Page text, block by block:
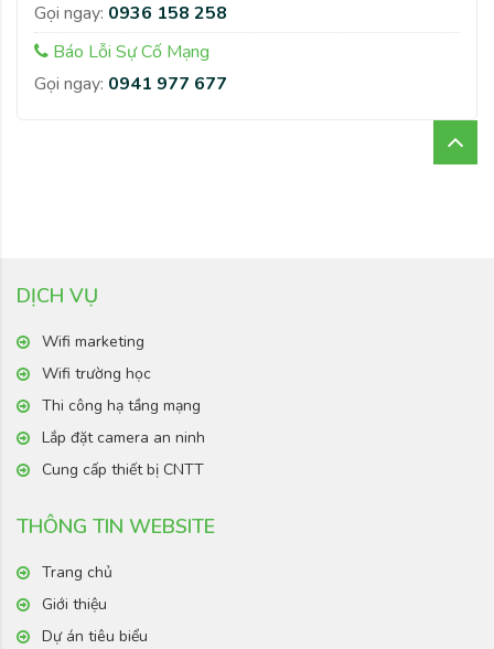
Gọi ngay: 0936 158 258
Báo Lỗi Sự Cố Mạng
Gọi ngay: 0941 977 677
DỊCH VỤ
Wifi marketing
Wifi trường học
Thi công hạ tầng mạng
Lắp đặt camera an ninh
Cung cấp thiết bị CNTT
THÔNG TIN WEBSITE
Trang chủ
Giới thiệu
Dự án tiêu biểu